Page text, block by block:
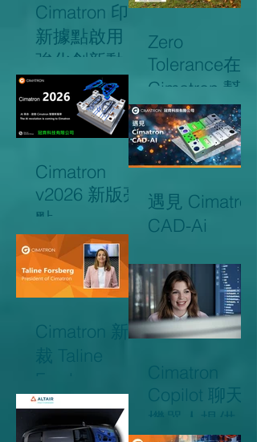
Cimatron 印度
新據點啟用，
強化創新動能
並提升整體營
運效率
Zero
Tolerance在
Cimatron 幫助
之下培養下一
代模具製造人
才。
Cimatron
v2026 新版亮
點
遇見 Cimatron
CAD-Ai
Cimatron 新總
裁 Taline
Cimatron
Copilot 聊天
機器人提供線